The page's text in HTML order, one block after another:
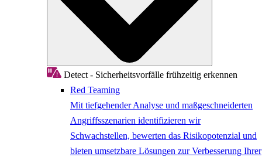
Detect - Sicherheitsvorfälle frühzeitig erkennen
Red Teaming
Mit tiefgehender Analyse und maßgeschneiderten
Angriffsszenarien identifizieren wir
Schwachstellen, bewerten das Risikopotenzial und
bieten umsetzbare Lösungen zur Verbesserung Ihrer